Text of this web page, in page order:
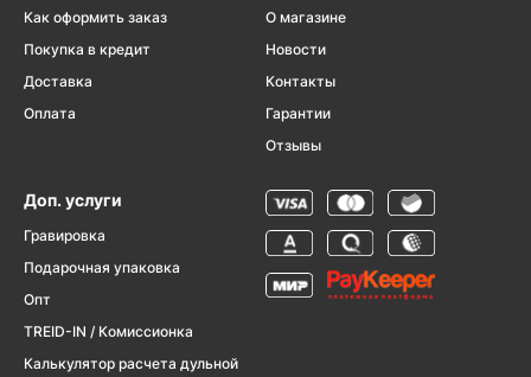
Как оформить заказ
Покупка в кредит
Доставка
Оплата
О магазине
Новости
Контакты
Гарантии
Отзывы
Доп. услуги
Гравировка
Подарочная упаковка
Опт
TREID-IN / Комиссионка
Калькулятор расчета дульной